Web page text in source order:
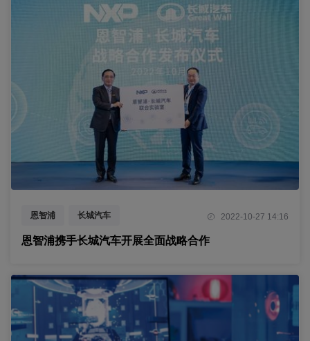
恩智浦 长城汽车 2022-10-27 14:16
恩智浦携手长城汽车开展全面战略合作